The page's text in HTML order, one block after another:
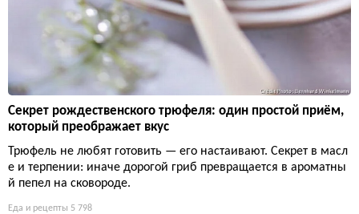
Секрет рождественского трюфеля: один простой приём,
который преображает вкус
Трюфель не любят готовить — его настаивают. Секрет в масл
е и терпении: иначе дорогой гриб превращается в ароматны
й пепел на сковороде.
Еда и рецепты 5 798